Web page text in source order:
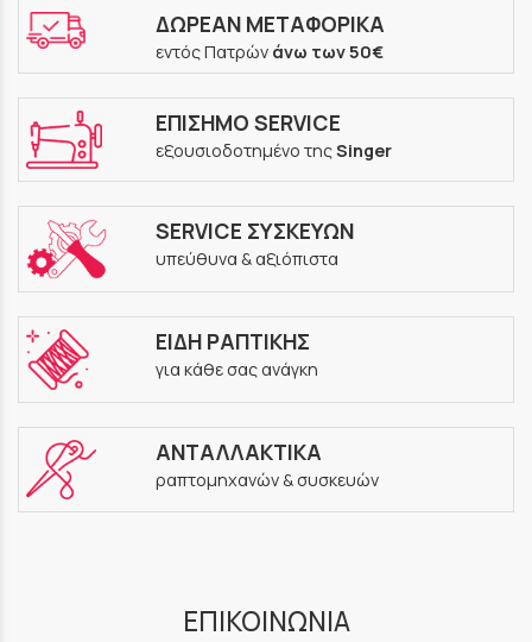
ΔΩΡΕΑΝ ΜΕΤΑΦΟΡΙΚΑ
εντός Πατρών άνω των 50€
ΕΠΙΣΗΜΟ SERVICE
εξουσιοδοτημένο τηςSinger
SERVICE ΣΥΣΚΕΥΩΝ
υπεύθυνα & αξιόπιστα
ΕΙΔΗ ΡΑΠΤΙΚΗΣ
για κάθε σας ανάγκη
ΑΝΤΑΛΛΑΚΤΙΚΑ
ραπτομηχανών & συσκευών
ΕΠΙΚΟΙΝΩΝΙΑ